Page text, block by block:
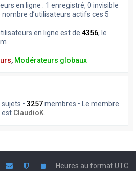
en ligne : 1 enregistré, 0 invisible
nombre d’utilisateurs actifs ces 5
en ligne est de 4356, le
, Modérateurs globaux
sujets • 3257membres • Le membre
est ClaudioK
Heures au formatUTC